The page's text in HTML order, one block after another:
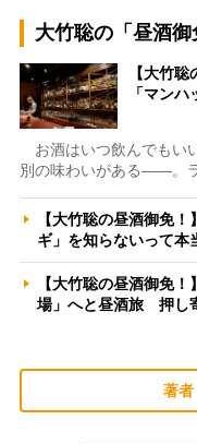
大竹聡の「昼酒御
【大竹
「マン
お酒はいつ飲んでもい
別の味わいがある――。
【大竹聡の昼酒御免
ギ」を知らないって
【大竹聡の昼酒御免
場」へと昼酒旅 押し
著者